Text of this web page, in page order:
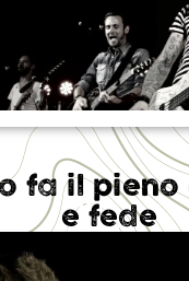
fa il
e fede